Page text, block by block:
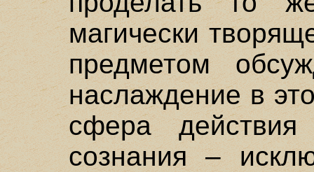
магически
предметом
наслаждение в
сфера действия
сознания –